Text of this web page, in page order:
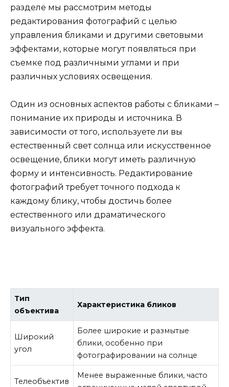
разделе мы рассмотрим методы
редактирования фотографий с целью
управления бликами и другими световыми
эффектами, которые могут появляться при
съемке под различными углами и при
различных условиях освещения.
Один из основных аспектов работы с бликами –
понимание их природы и источника. В
зависимости от того, используете ли вы
естественный свет солнца или искусственное
освещение, блики могут иметь различную
форму и интенсивность. Редактирование
фотографий требует точного подхода к
каждому блику, чтобы достичь более
естественного или драматического
визуального эффекта.
Тип
объектива
Характеристика бликов
Широкий
угол
Более широкие и размытые
блики, особенно при
фотографировании на солнце
Телеобъектив
Менее выраженные блики, часто